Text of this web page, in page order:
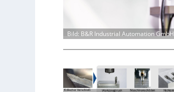
Bild: B&R Industrial Automation GmbH